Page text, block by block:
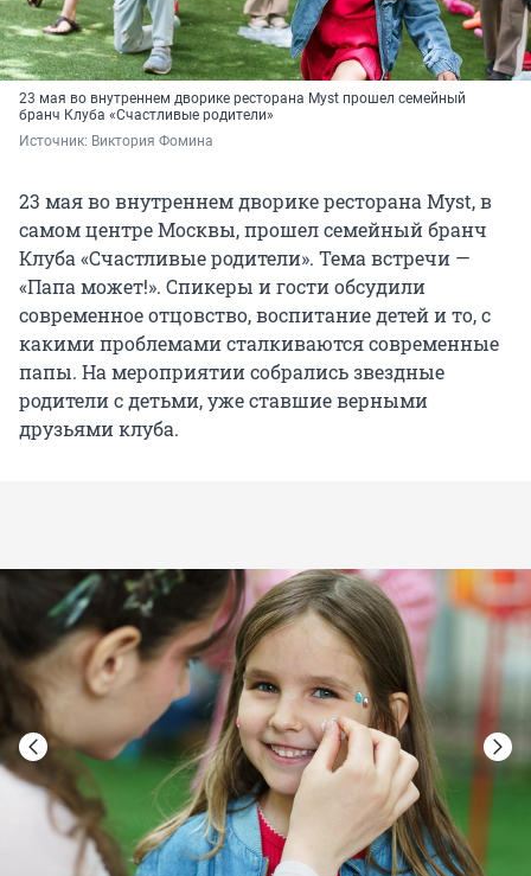
23 мая во внутреннем дворике ресторана Myst прошел семейный
бранч Клуба «Счастливые родители»
Источник: Виктория Фомина
23 мая во внутреннем дворике ресторана Myst, в
самом центре Москвы, прошел семейный бранч
Клуба «Счастливые родители». Тема встречи —
«Папа может!». Спикеры и гости обсудили
современное отцовство, воспитание детей и то, с
какими проблемами сталкиваются современные
папы. На мероприятии собрались звездные
родители с детьми, уже ставшие верными
друзьями клуба.